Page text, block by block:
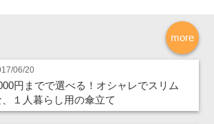
more
06/20
円までで選べる！オシャレでスリム
、１人暮らし用の傘立て